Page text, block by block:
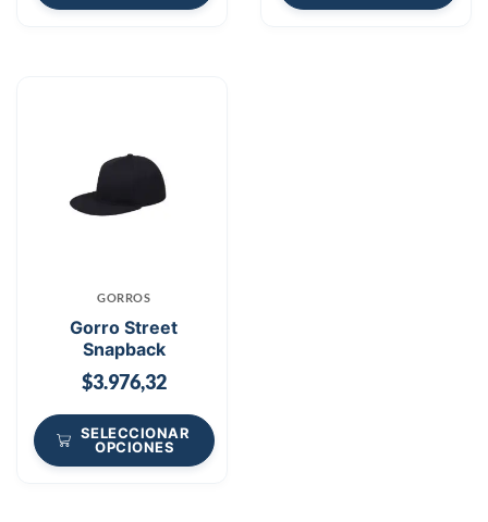
GORROS
Gorro Street
Snapback
$3.976,32
SELECCIONAR
OPCIONES